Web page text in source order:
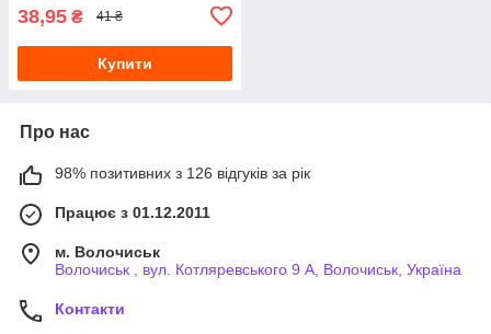
38,95 ₴ 41 ₴
Купити
Про нас
98% позитивних з 126 відгуків за рік
Працює з 01.12.2011
м. Волочиськ
Волочиськ , вул. Котляревського 9 А, Волочиськ, Україна
Контакти